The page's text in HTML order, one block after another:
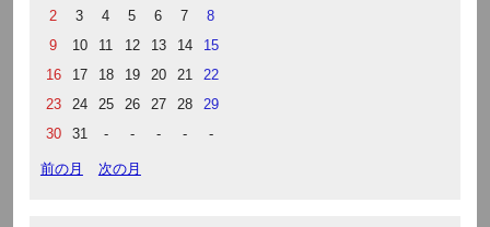
2
3 4 5 6 7
8
9
10 11 12 13 14
15
16
17 18 19 20 21
22
23
24 25 26 27 28
29
30
31 - - - - -
前の月 次の月